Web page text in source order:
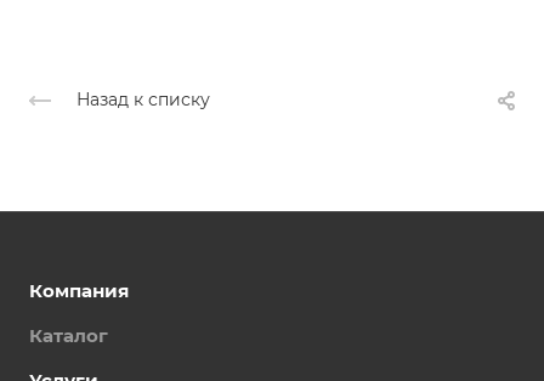
Назад к списку
Компания
Каталог